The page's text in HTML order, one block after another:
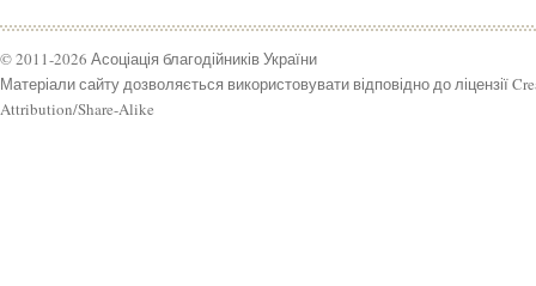
© 2011-2026 Асоціація благодійників України
Матеріали сайту дозволяється використовувати відповідно до ліцензії
Attribution/Share-Alike